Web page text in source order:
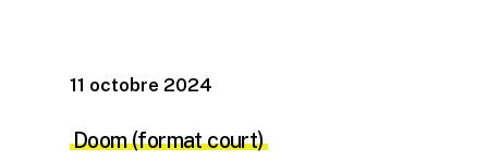
11 octobre 2024
Doom (format court)